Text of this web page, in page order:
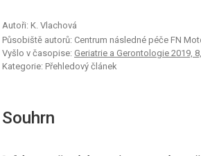
Autoři: K. Vlachová
Působiště autorů: Centrum následné péče FN
Vyšlo v časopise: Geriatrie a Gerontologie 2019,
Kategorie: Přehledový článek
Souhrn